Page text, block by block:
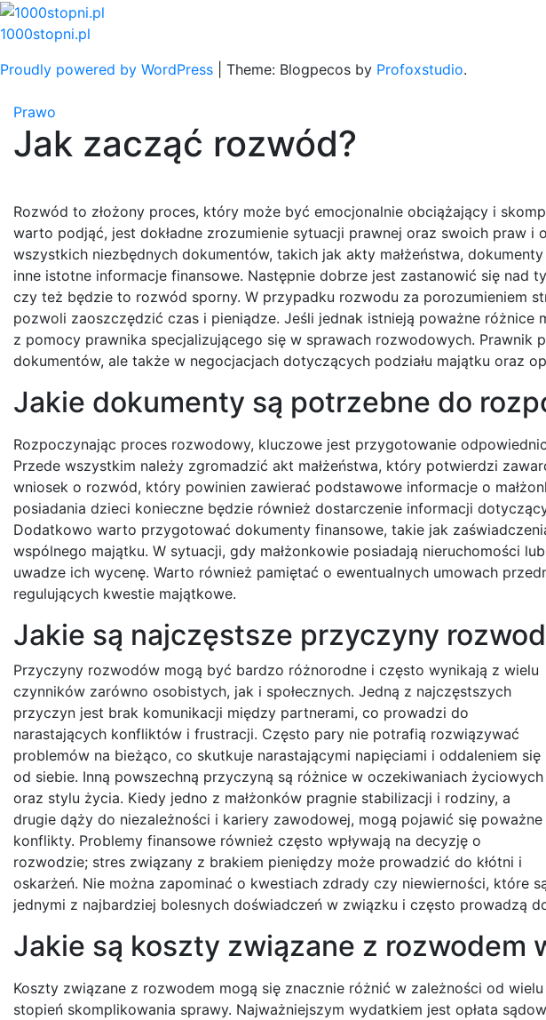
Skip
to
1000stopni.pl
Proudly powered by WordPress
Theme: Blogpecos by Profoxstudio.
Prawo
Jak zacząć rozwód?
Rozwód to złożony proces, który może być emocjonalnie obciążający i
warto podjąć, jest dokładne zrozumienie sytuacji prawnej oraz swoich praw i
wszystkich niezbędnych dokumentów, takich jak akty małżeństwa,
inne istotne informacje finansowe. Następnie dobrze jest zastanowić się nad
czy też będzie to rozwód sporny. W przypadku rozwodu za porozumieniem
pozwoli zaoszczędzić czas i pieniądze. Jeśli jednak istnieją poważne różnice
z pomocy prawnika specjalizującego się w sprawach rozwodowych.
dokumentów, ale także w negocjacjach dotyczących podziału majątku oraz
Jakie dokumenty są potrzebne do
Rozpoczynając proces rozwodowy, kluczowe jest przygotowanie
Przede wszystkim należy zgromadzić akt małżeństwa, który potwierdzi
wniosek o rozwód, który powinien zawierać podstawowe informacje o
posiadania dzieci konieczne będzie również dostarczenie informacji
Dodatkowo warto przygotować dokumenty finansowe, takie jak
wspólnego majątku. W sytuacji, gdy małżonkowie posiadają nieruchomości
uwadze ich wycenę. Warto również pamiętać o ewentualnych umowach
regulujących kwestie majątkowe.
Jakie są najczęstsze przyczyny
Przyczyny rozwodów mogą być bardzo różnorodne i często wynikają z wielu
czynników zarówno osobistych, jak i społecznych. Jedną z najczęstszych
przyczyn jest brak komunikacji między partnerami, co prowadzi do
narastających konfliktów i frustracji. Często pary nie potrafią rozwiązywać
problemów na bieżąco, co skutkuje narastającymi napięciami i oddaleniem się
od siebie. Inną powszechną przyczyną są różnice w oczekiwaniach życiowych
oraz stylu życia. Kiedy jedno z małżonków pragnie stabilizacji i rodziny, a
drugie dąży do niezależności i kariery zawodowej, mogą pojawić się poważne
konflikty. Problemy finansowe również często wpływają na decyzję o
rozwodzie; stres związany z brakiem pieniędzy może prowadzić do kłótni i
oskarżeń. Nie można zapominać o kwestiach zdrady czy niewierności, które
jednymi z najbardziej bolesnych doświadczeń w związku i często prowadzą
Jakie są koszty związane z rozwodem
Koszty związane z rozwodem mogą się znacznie różnić w zależności od
stopień skomplikowania sprawy. Najważniejszym wydatkiem jest opłata